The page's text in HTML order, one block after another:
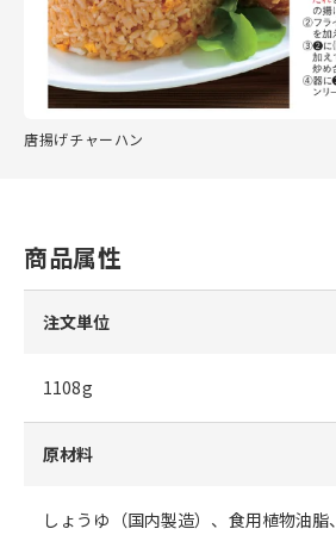
唐揚げチャーハン
商品属性
注文単位
1108g
原材料
しょうゆ（国内製造）、食用植物油